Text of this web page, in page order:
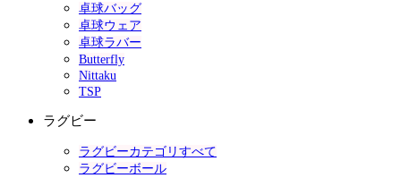
卓球バッグ
卓球ウェア
卓球ラバー
Butterfly
Nittaku
TSP
ラグビー
ラグビーカテゴリすべて
ラグビーボール